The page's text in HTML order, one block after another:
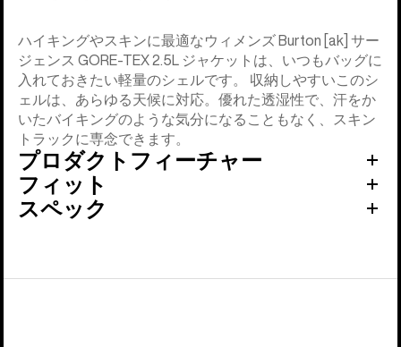
ハイキングやスキンに最適なウィメンズ Burton [ak] サー
ジェンス GORE-TEX 2.5L ジャケットは、いつもバッグに
入れておきたい軽量のシェルです。 収納しやすいこのシ
ェルは、あらゆる天候に対応。優れた透湿性で、汗をか
いたバイキングのような気分になることもなく、スキン
トラックに専念できます。
プロダクトフィーチャー
フィット
スペック